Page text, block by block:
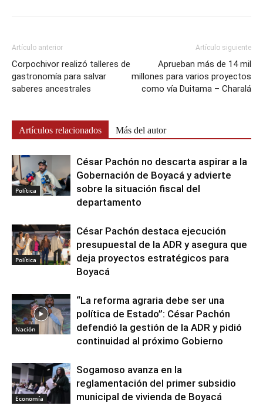
Artículo anterior
Corpochivor realizó talleres de
gastronomía para salvar
saberes ancestrales
Artículo siguiente
Aprueban más de 14 mil
millones para varios proyectos
como vía Duitama – Charalá
Artículos relacionados Más del autor
Política
César Pachón no descarta aspirar a la
Gobernación de Boyacá y advierte
sobre la situación fiscal del
departamento
Política
César Pachón destaca ejecución
presupuestal de la ADR y asegura que
deja proyectos estratégicos para
Boyacá
Nación
“La reforma agraria debe ser una
política de Estado”: César Pachón
defendió la gestión de la ADR y pidió
continuidad al próximo Gobierno
Economía
Sogamoso avanza en la
reglamentación del primer subsidio
municipal de vivienda de Boyacá